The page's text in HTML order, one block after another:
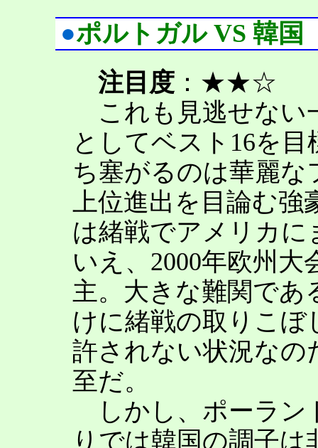
●ポルトガル VS 韓国
注目度：★★☆
これも見逃せない
としてベスト16を
ち塞がるのは華麗
上位進出を目論む強
は緒戦でアメリカ
いえ、2000年欧州
主。大きな難関であ
けに緒戦の取りこ
許されない状況なの
至だ。
しかし、ポーラン
りでは韓国の調子